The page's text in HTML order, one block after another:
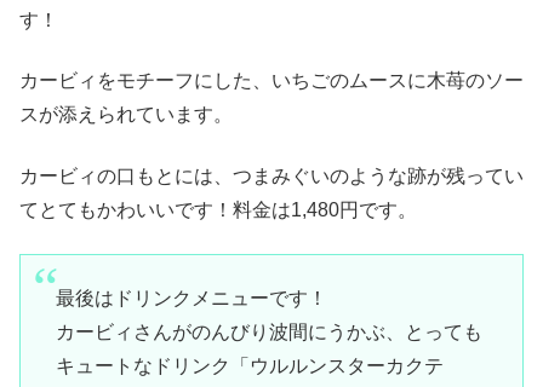
す！
カービィをモチーフにした、いちごのムースに木苺のソー
スが添えられています。
カービィの口もとには、つまみぐいのような跡が残ってい
てとてもかわいいです！料金は1,480円です。
最後はドリンクメニューです！
カービィさんがのんびり波間にうかぶ、とっても
キュートなドリンク「ウルルンスターカクテ